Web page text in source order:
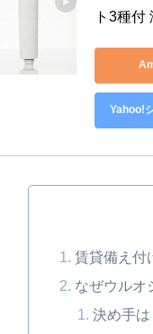
ト3種
Yahoo!
賃貸備え付
なぜウルオ
決め手